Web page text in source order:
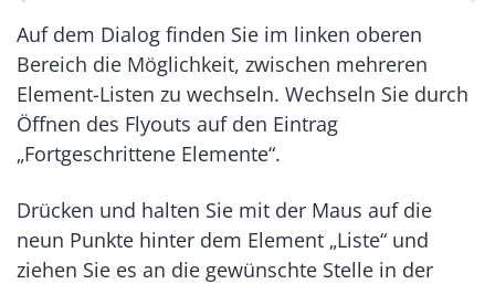
Auf dem Dialog finden Sie im linken oberen
Bereich die Möglichkeit, zwischen mehreren
Element-Listen zu wechseln. Wechseln Sie durch
Öffnen des Flyouts auf den Eintrag
„Fortgeschrittene Elemente“.
Drücken und halten Sie mit der Maus auf die
neun Punkte hinter dem Element „Liste“ und
ziehen Sie es an die gewünschte Stelle in der